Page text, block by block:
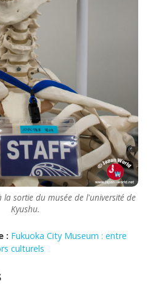
sortie du musée de l'université de
Kyushu.
: Fukuoka City Museum : entre
culturels